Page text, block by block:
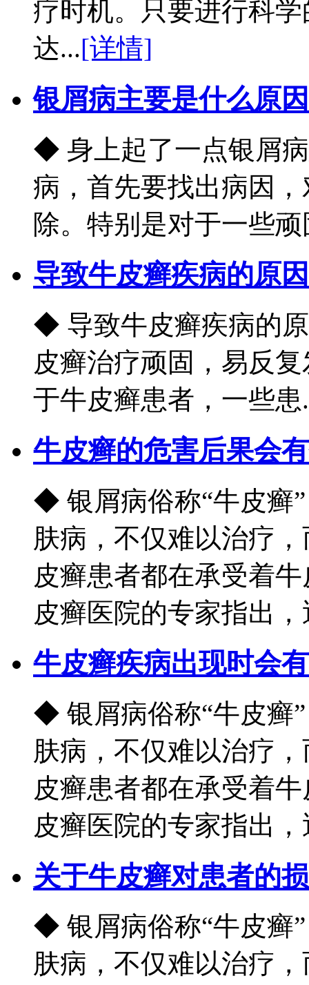
疗时机。只要进行科
达...[详情]
银屑病主要是什么原
◆ 身上起了一点银屑
病，首先要找出病因
除。特别是对于一些顽
导致牛皮癣疾病的原因
◆ 导致牛皮癣疾病的
皮癣治疗顽固，易反
于牛皮癣患者，一些患
牛皮癣的危害后果会
◆ 银屑病俗称“牛皮癣
肤病，不仅难以治疗
皮癣患者都在承受着
皮癣医院的专家指出，
牛皮癣疾病出现时会
◆ 银屑病俗称“牛皮癣
肤病，不仅难以治疗
皮癣患者都在承受着
皮癣医院的专家指出，
关于牛皮癣对患者的
◆ 银屑病俗称“牛皮癣
肤病，不仅难以治疗